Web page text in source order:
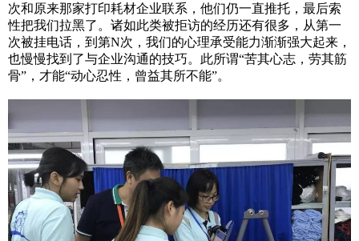
次和原来那家打印耗材企业联系，他们仍一直推托，最后索
性把我们拉黑了。诸如此类被拒访的经历还有很多，从第一
次被挂电话，到第N次，我们的心理承受能力渐渐强大起来，
也慢慢找到了与企业沟通的技巧。此所谓“苦其心志，劳其筋
骨”，才能“动心忍性，曾益其所不能”。